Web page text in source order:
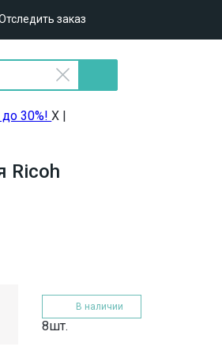
заказ
до 30%!X |
Ricoh
В наличии
8шт.